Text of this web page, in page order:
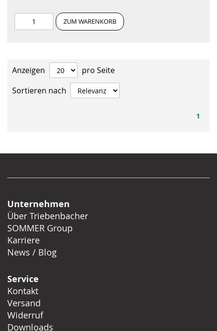
ZUM WARENKORB
Anzeigen
pro Seite
Sortieren nach
1
Unternehmen
Über Triebenbacher
SOMMER Group
Karriere
News / Blog
Service
Kontakt
Versand
Widerruf
Downloads